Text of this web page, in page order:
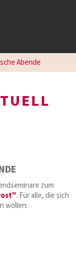
Abende
zum
. Für alle, die sich
wollen: